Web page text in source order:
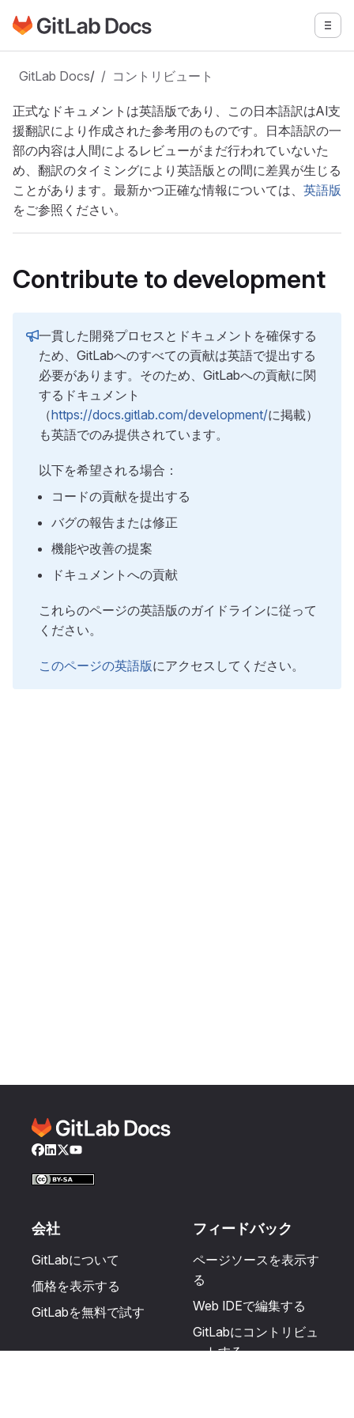
メインコンテンツにスキップ
GitLabドキュメントのホームページに移動 メニ
GitLab Docs/ コントリビュート
正式なドキュメントは英語版であり、この日本語訳はAI支
援翻訳により作成された参考用のものです。日本語訳の一
部の内容は人間によるレビューがまだ行われていないた
め、翻訳のタイミングにより英語版との間に差異が生じる
ことがあります。最新かつ正確な情報については、 英語版
をご参照ください。
Contribute to development
一貫した開発プロセスとドキュメントを確保する
ため、GitLabへのすべての貢献は英語で提出する
必要があります。そのため、GitLabへの貢献に関
するドキュメント
（https://docs.gitlab.com/development/に掲載）
も英語でのみ提供されています。
以下を希望される場合：
コードの貢献を提出する
バグの報告または修正
機能や改善の提案
ドキュメントへの貢献
これらのページの英語版のガイドラインに従って
ください。
このページの英語版にアクセスしてください。
Facebook
LinkedIn
Twitter
YouTube
会社
GitLabについて
価格を表示する
GitLabを無料で試す
フィードバック
ページソースを表示す
る
Web IDEで編集する
GitLabにコントリビュ
ートする